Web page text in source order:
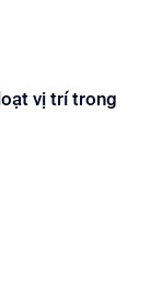
vị trí trong